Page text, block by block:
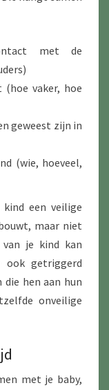
met de
vaker, hoe
geweest zijn in
(wie, hoeveel,
een veilige
maar niet
je kind kan
ook getriggerd
die hen aan hun
onveilige
met je baby,